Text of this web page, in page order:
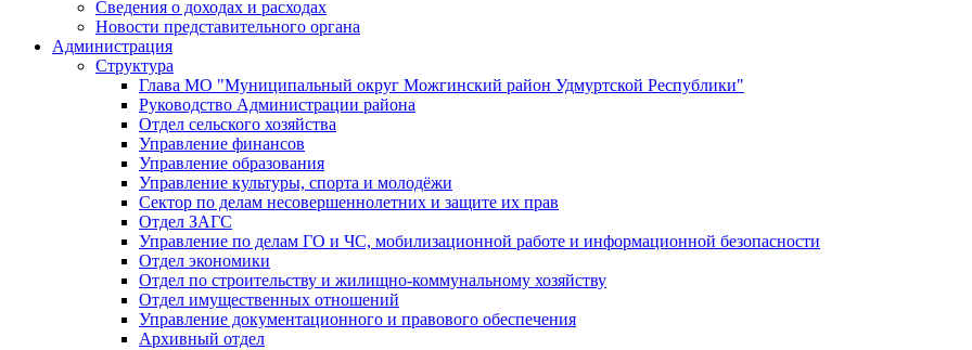
Сведения о доходах и расходах
Новости представительного органа
Администрация
Структура
Глава МО "Муниципальный округ Можгинский район Удмуртской Республики"
Руководство Администрации района
Отдел сельского хозяйства
Управление финансов
Управление образования
Управление культуры, спорта и молодёжи
Сектор по делам несовершеннолетних и защите их прав
Отдел ЗАГС
Управление по делам ГО и ЧС, мобилизационной работе и информационной безопасности
Отдел экономики
Отдел по строительству и жилищно-коммунальному хозяйству
Отдел имущественных отношений
Управление документационного и правового обеспечения
Архивный отдел